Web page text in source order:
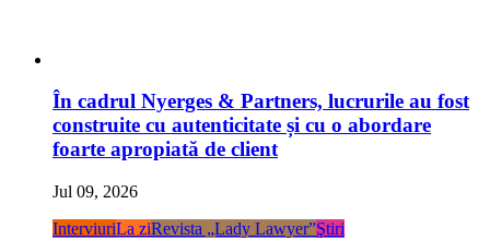
În cadrul Nyerges & Partners, lucrurile au fost
construite cu autenticitate și cu o abordare
foarte apropiată de client
Jul 09, 2026
InterviuriLa ziRevista „Lady Lawyer”Ştiri